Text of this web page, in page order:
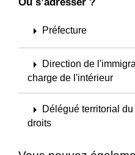
arrow_right Préfecture
arrow_right
Direction de
charge de l'intérieur
arrow_right
Délégué territorial
droits